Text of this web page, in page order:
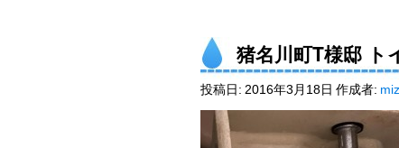
猪名川町T様邸
投稿日: 2016年3月18日 作成者: